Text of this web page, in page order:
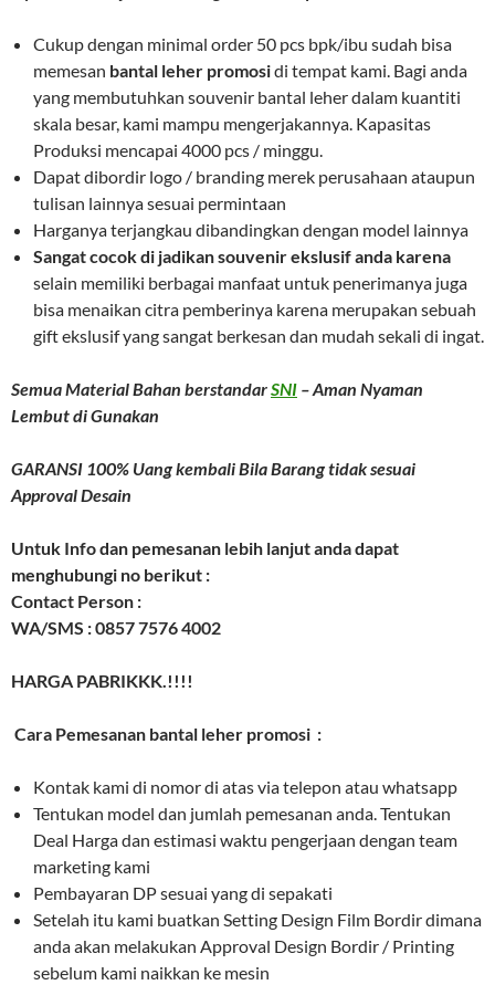
Cukup dengan minimal order 50 pcs bpk/ibu sudah bisa
memesan bantal leher promosidi tempat kami. Bagi anda
yang membutuhkan souvenir bantal leher dalam kuantiti
skala besar, kami mampu mengerjakannya. Kapasitas
Produksi mencapai 4000 pcs / minggu.
Dapat dibordir logo / branding merek perusahaan ataupun
tulisan lainnya sesuai permintaan
Harganya terjangkau dibandingkan dengan model lainnya
Sangat cocok di jadikan souvenir ekslusif anda karena
selain memiliki berbagai manfaat untuk penerimanya juga
bisa menaikan citra pemberinya karena merupakan sebuah
gift ekslusif yang sangat berkesan dan mudah sekali di ingat.
Semua Material Bahan berstandarSNI – Aman Nyaman
Lembut di Gunakan
GARANSI 100% Uang kembali Bila Barang tidak sesuai
Approval Desain
Untuk Info dan pemesanan lebih lanjut anda dapat
menghubungi no berikut :
Contact Person :
WA/SMS : 0857 7576 4002
HARGA PABRIKKK.!!!!
Cara Pemesanan bantal leher promosi :
Kontak kami di nomor di atas via telepon atau whatsapp
Tentukan model dan jumlah pemesanan anda. Tentukan
Deal Harga dan estimasi waktu pengerjaan dengan team
marketing kami
Pembayaran DP sesuai yang di sepakati
Setelah itu kami buatkan Setting Design Film Bordir dimana
anda akan melakukan Approval Design Bordir / Printing
sebelum kami naikkan ke mesin